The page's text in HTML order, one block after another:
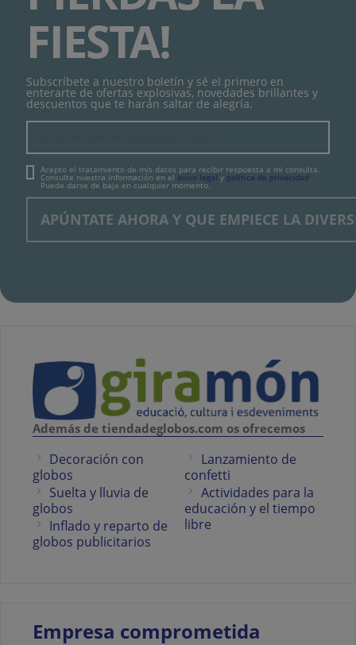
FIESTA!
Subscríbete a nuestro boletín y sé el primero en
enterarte de ofertas explosivas, novedades brillantes y
descuentos que te harán saltar de alegría.
Acepto el tratamiento de mis datos para recibir respuesta a mi consulta.
Consulte nuestra información en el aviso legal y política de privacidad
Puede darse de baja en cualquier momento.
Además de tiendadeglobos.com os ofrecemos
Decoración con
globos
Suelta y lluvia de
globos
Inflado y reparto de
globos publicitarios
Lanzamiento de
confetti
Actividades para la
educación y el tiempo
libre
Empresa comprometida